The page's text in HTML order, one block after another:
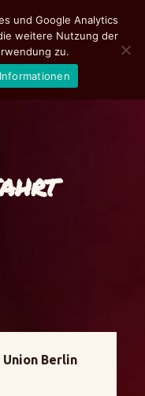
Union Berlin
und Google Analytics
weitere Nutzung der
zu.